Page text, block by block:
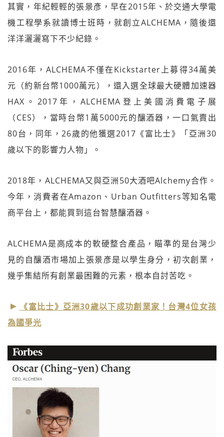
其實，年紀輕輕的張景彥，早在2015年、於交通大學電
機工程學系就讀博士班時，就創立ALCHEMA，隨後還
洋洋灑灑寫下不少紀錄。
2016年，ALCHEMA不僅在Kickstarter上募得34萬美
元（約新台幣1000萬元），還入選全球最大硬體加速器
HAX。2017年，ALCHEMA登上美國消費電子展
（CES），當時台幣1萬5000元的釀酒器，一口氣賣出
80台，同年，26歲的他獲選2017《富比士》「亞洲30
歲以下的影響力人物」。
2018年，ALCHEMA又與亞洲50大酒吧Alchemy合作。
今年，消費者在Amazon、Urban Outfitters等知名電
商平台上，都能買到這台智慧釀酒器。
ALCHEMA是高成本的軟硬整合產品，瞄準的是台灣少
見的自釀酒市場加上張景彥是以學生身分，初次創業，
幾乎集結所有創業最困難的元素，根本自討苦吃。
《富比士》亞洲30歲以下成功創業家！台灣4位女孩
為國爭光